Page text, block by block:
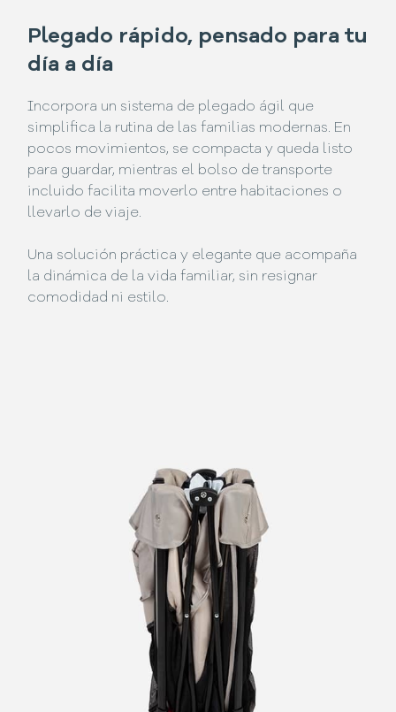
Plegado rápido, pensado para tu
día a día
Incorpora un sistema de plegado ágil que
simplifica la rutina de las familias modernas. En
pocos movimientos, se compacta y queda listo
para guardar, mientras el bolso de transporte
incluido facilita moverlo entre habitaciones o
llevarlo de viaje.
Una solución práctica y elegante que acompaña
la dinámica de la vida familiar, sin resignar
comodidad ni estilo.